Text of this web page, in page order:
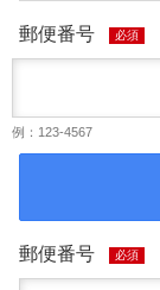
郵便番号 必須
例：123-4567
郵便番号 必須